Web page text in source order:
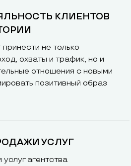
КЛИЕНТОВ
не только
охваты и трафик, но и
отношения с новыми
позитивный образ
УСЛУГ
агентства